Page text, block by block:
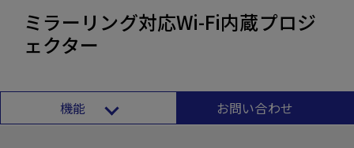
ミラーリング対応Wi-Fi内蔵プロジ
ェクター
機能 お問い合わせ